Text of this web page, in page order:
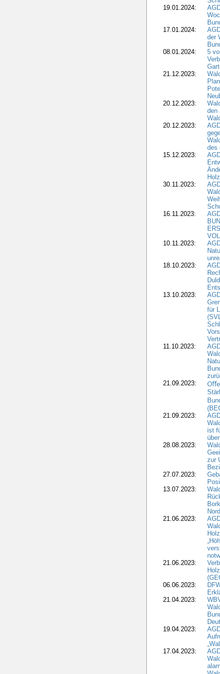
19.01.2024:
17.01.2024:
der
08.01.2024:
5
21.12.2023:
20.12.2023:
den
20.12.2023:
des
15.12.2023:
30.11.2023:
16.11.2023:
10.11.2023:
18.10.2023:
13.10.2023:
für
11.10.2023:
21.09.2023:
21.09.2023:
ist
28.08.2023:
zur
27.07.2023:
13.07.2023:
21.06.2023:
21.06.2023:
06.06.2023:
21.04.2023:
19.04.2023:
17.04.2023: